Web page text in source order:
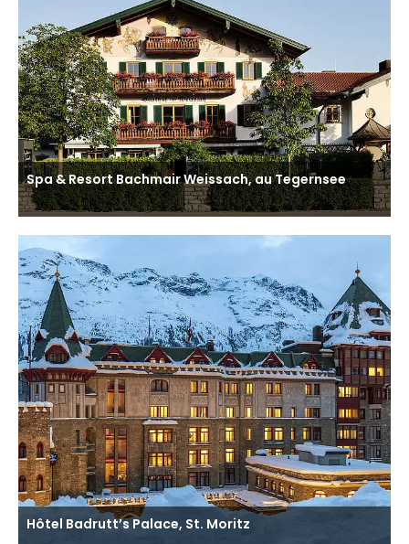
Spa & Resort Bachmair Weissach, au Tegernsee
Hôtel Badrutt’s Palace, St. Moritz